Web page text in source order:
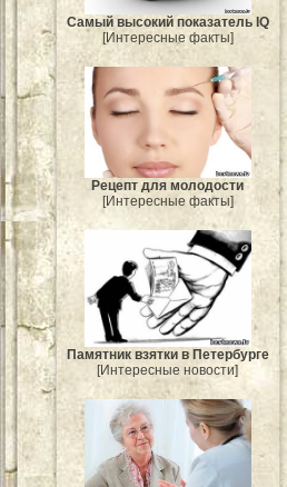
Самый высокий показатель IQ
[Интересные факты]
Рецепт для молодости
[Интересные факты]
Памятник взятки в Петербурге
[Интересные новости]